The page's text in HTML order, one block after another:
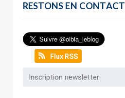
RESTONS EN CONTACT
Flux RSS